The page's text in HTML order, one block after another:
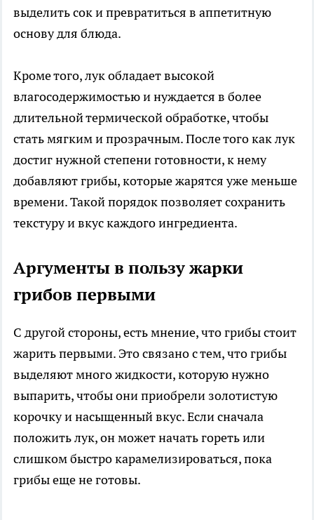
выделить сок и превратиться в аппетитную
основу для блюда.
Кроме того, лук обладает высокой
влагосодержимостью и нуждается в более
длительной термической обработке, чтобы
стать мягким и прозрачным. После того как лук
достиг нужной степени готовности, к нему
добавляют грибы, которые жарятся уже меньше
времени. Такой порядок позволяет сохранить
текстуру и вкус каждого ингредиента.
Аргументы в пользу жарки
грибов первыми
С другой стороны, есть мнение, что грибы стоит
жарить первыми. Это связано с тем, что грибы
выделяют много жидкости, которую нужно
выпарить, чтобы они приобрели золотистую
корочку и насыщенный вкус. Если сначала
положить лук, он может начать гореть или
слишком быстро карамелизироваться, пока
грибы еще не готовы.